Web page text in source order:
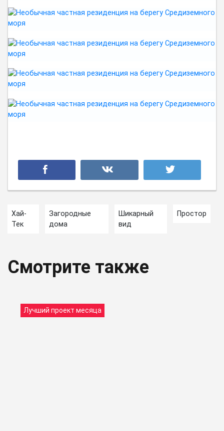
Хай-
Тек
Загородные
дома
Шикарный
вид
Простор
Смотрите также
Лучший проект месяца